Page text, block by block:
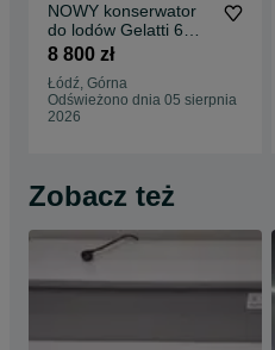
NOWY konserwator
do lodów Gelatti 6
cylindry DOSTAWA
MK COLD MK KOMI
zamrażarka na lody
8 800 zł
Łódź, Górna
Odświeżono dnia 05 sierpnia
2026
Zobacz też